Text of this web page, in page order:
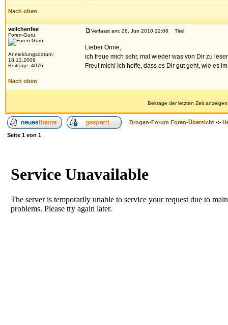
Nach oben
veilchenfee
Foren-Guru
Anmeldungsdatum:
18.12.2009
Beiträge: 4076
Verfasst am: 28. Jun 2010 22:08 Titel:
Lieber Örnie,
ich freue mich sehr, mal wieder was von Dir zu
Freut mich! Ich hoffe, dass es Dir gut geht, wie es
Nach oben
Beiträge der letzten Zeit
Drogen-Forum Foren-Übersicht ->
Seite 1 von 1